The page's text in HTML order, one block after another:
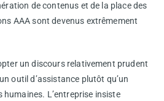
de contenus et de la place des
AAA sont devenus extrêmement
un discours relativement prudent
outil d’assistance plutôt qu’un
humaines. L’entreprise insiste